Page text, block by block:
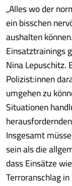
„Alles wo der
ein bisschen
aushalten
Einsatztrainings
Nina Lepuschitz.
Polizist:innen
umgehen zu
Situationen
Insgesamt
sein als die
dass Einsätze
Terroranschlag